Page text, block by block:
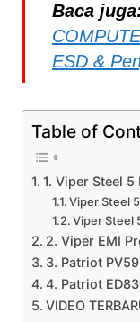
Baca
ESD &
Table of
1. Viper Steel
Viper Steel
Viper Steel
2. Viper EMI
3. Patriot
4. Patriot
VIDEO